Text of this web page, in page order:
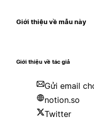
Giới thiệu về mẫu này
Giới thiệu về tác giả
Gửi email
notion.so
Twitter